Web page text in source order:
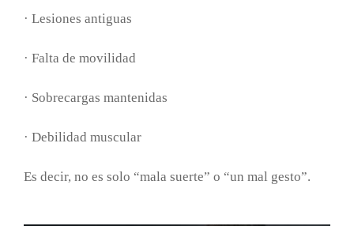
· Lesiones antiguas
· Falta de movilidad
· Sobrecargas mantenidas
· Debilidad muscular
Es decir, no es solo “mala suerte” o “un mal gesto”.